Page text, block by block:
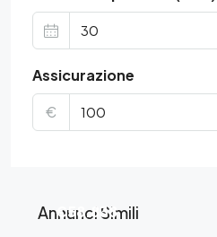
Assicurazione
€
Annunci Simili
€58.838